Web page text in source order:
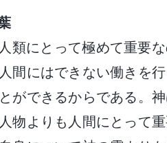
類にとって極めて重要
間にはできない働きを
ができるからである。
物よりも人間にとって